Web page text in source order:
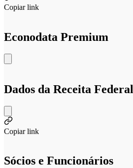
Copiar link
Econodata Premium
Dados da Receita Federal
Copiar link
Sócios e Funcionários